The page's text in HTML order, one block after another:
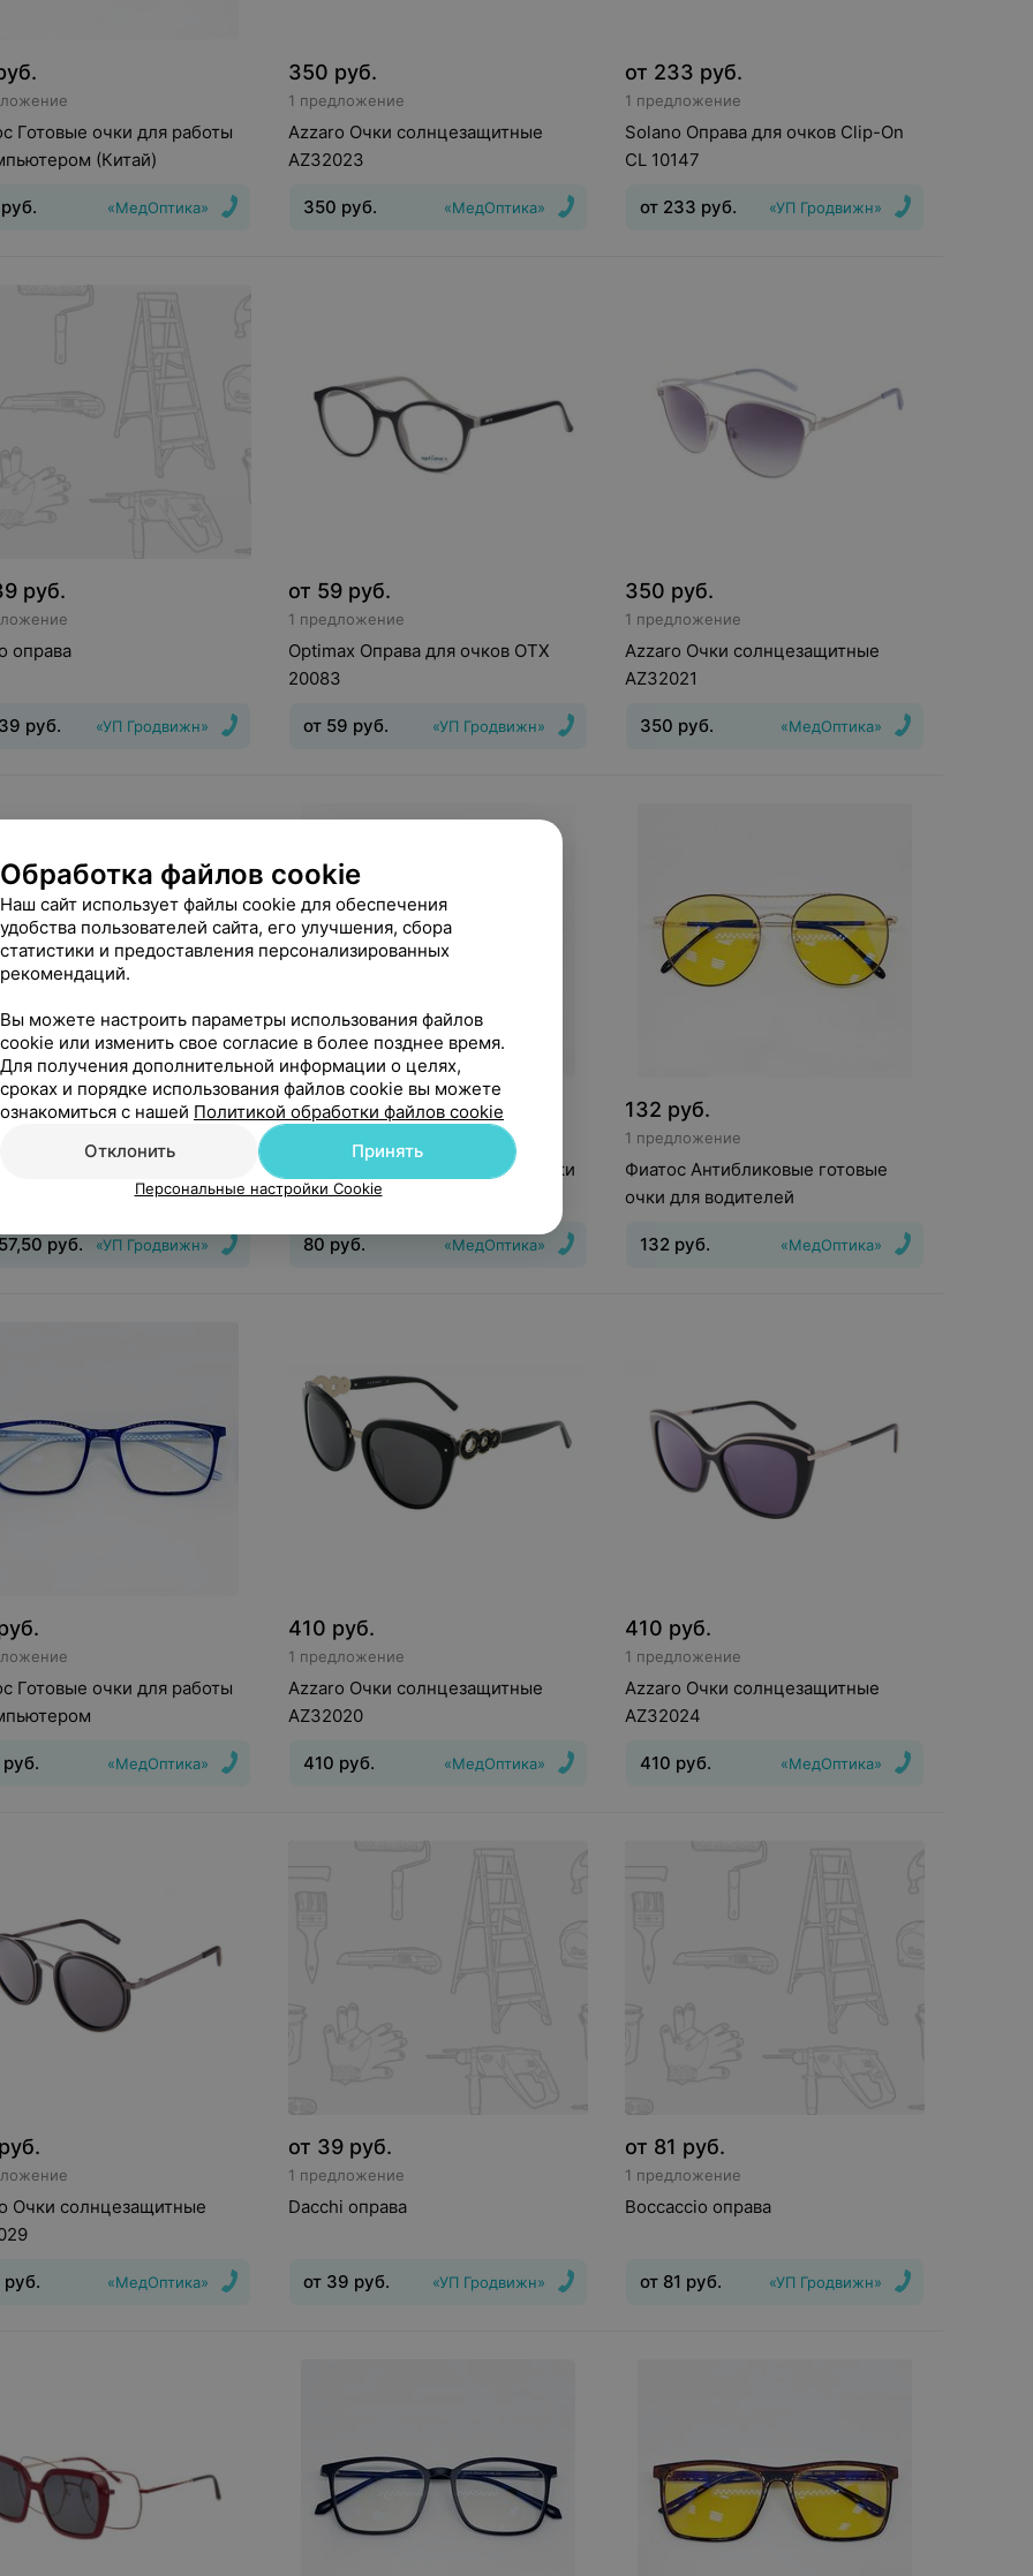
Готовые очки для работы
(Китaй)
«МедОптика»
руб.
350 руб.
1 предложение
Azzaro Очки солнцезащитные
AZ32023
«МедОптика»
350 руб.
от 233 руб.
1 предложение
Solano Оправа для очков Clip-On
CL 10147
«УП Гродвижн»
от 233 руб.
руб.
оправа
«УП Гродвижн»
руб.
от 59 руб.
1 предложение
Optimax Оправа для очков OTX
20083
«УП Гродвижн»
от 59 руб.
350 руб.
1 предложение
Azzaro Очки солнцезащитные
AZ32021
«МедОптика»
350 руб.
руб.
Оправа для очков AM
«УП Гродвижн»
руб.
80 руб.
Фиатос Готовые глаукомные очки
«МедОптика»
80 руб.
132 руб.
1 предложение
Фиатос Антибликовые готовые
очки для водителей
«МедОптика»
132 руб.
Готовые очки для работы
«МедОптика»
руб.
410 руб.
1 предложение
Azzaro Очки солнцезащитные
AZ32020
«МедОптика»
410 руб.
410 руб.
1 предложение
Azzaro Очки солнцезащитные
AZ32024
«МедОптика»
410 руб.
руб.
Очки солнцезащитные
«МедОптика»
руб.
от 39 руб.
1 предложение
Dacchi оправа
«УП Гродвижн»
от 39 руб.
от 81 руб.
1 предложение
Boccaccio оправа
«УП Гродвижн»
от 81 руб.
Обработка файлов cookie
Наш сайт использует файлы cookie для обеспечения
удобства пользователей сайта, его улучшения, сбора
статистики и предоставления персонализированных
рекомендаций.
Вы можете настроить параметры использования файлов
cookie или изменить свое согласие в более позднее время.
Для получения дополнительной информации о целях,
сроках и порядке использования файлов cookie вы можете
ознакомиться с нашей Политикой обработки файлов cookie
Отклонить
Принять
Персональные настройки Cookie